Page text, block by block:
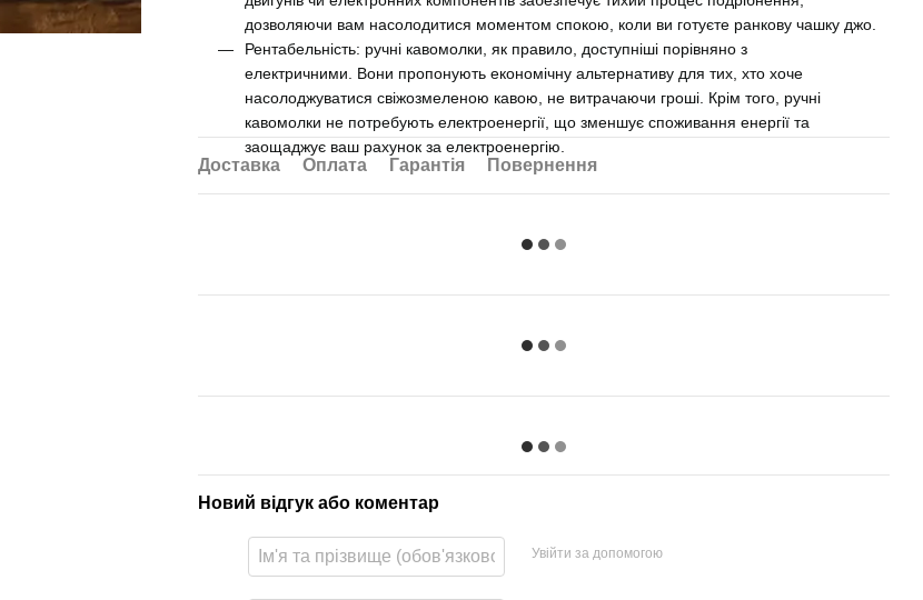
дозволяючи вам насолодитися моментом спокою, коли ви готуєте ранкову чашку джо.
Рентабельність: ручні кавомолки, як правило, доступніші порівняно з
електричними. Вони пропонують економічну альтернативу для тих, хто хоче
насолоджуватися свіжозмеленою кавою, не витрачаючи гроші. Крім того, ручні
кавомолки не потребують електроенергії, що зменшує споживання енергії та
заощаджує ваш рахунок за електроенергію.
Доставка Оплата Гарантія Повернення
Новий відгук або коментар
Увійти за допомогою